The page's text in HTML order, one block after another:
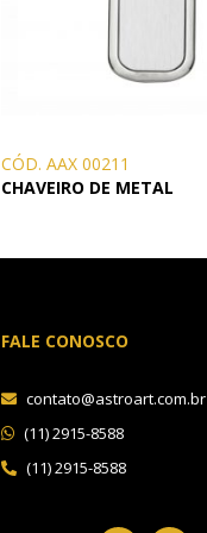
CÓD. AAX 00211
CHAVEIRO DE METAL
FALE CONOSCO
contato@astroart.com.br
(11) 2915-8588
(11) 2915-8588